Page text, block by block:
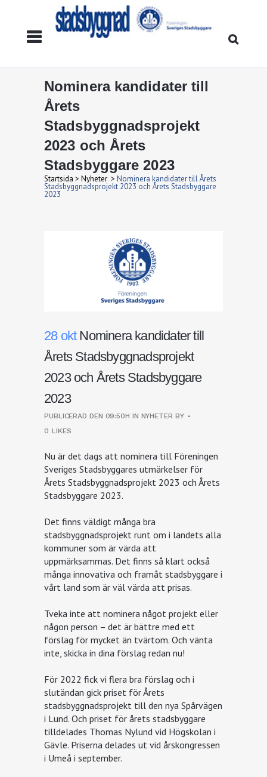
Nominera kandidater till
Årets
Stadsbyggnadsprojekt
2023 och Årets
Stadsbyggare 2023
Startsida > Nyheter > Nominera kandidater till Årets
Stadsbyggnadsprojekt 2023 och Årets Stadsbyggare
2023
28 oktNominera kandidater till
Årets Stadsbyggnadsprojekt
2023 och Årets Stadsbyggare
2023
PUBLICERAD DEN 09:50H IN NYHETER BY
0 LIKES
Nu är det dags att nominera till Föreningen
Sveriges Stadsbyggares utmärkelser för
Årets Stadsbyggnadsprojekt 2023 och Årets
Stadsbyggare 2023.
Det finns väldigt många bra
stadsbyggnadsprojekt runt om i landets alla
kommuner som är värda att
uppmärksammas. Det finns så klart också
många innovativa och framåt stadsbyggare i
vårt land som är väl värda att prisas.
Tveka inte att nominera något projekt eller
någon person – det är bättre med ett
förslag för mycket än tvärtom. Och vänta
inte, skicka in dina förslag redan nu!
För 2022 fick vi flera bra förslag och i
slutändan gick priset för Årets
stadsbyggnadsprojekt till den nya Spårvägen
i Lund. Och priset för årets stadsbyggare
tilldelades Thomas Nylund vid Högskolan i
Gävle. Priserna delades ut vid årskongressen
i Umeå i september.